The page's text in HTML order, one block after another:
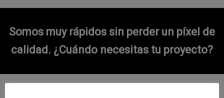
Somos muy rápidos sin perder un píxel de
calidad. ¿Cuándo necesitas tu proyecto?